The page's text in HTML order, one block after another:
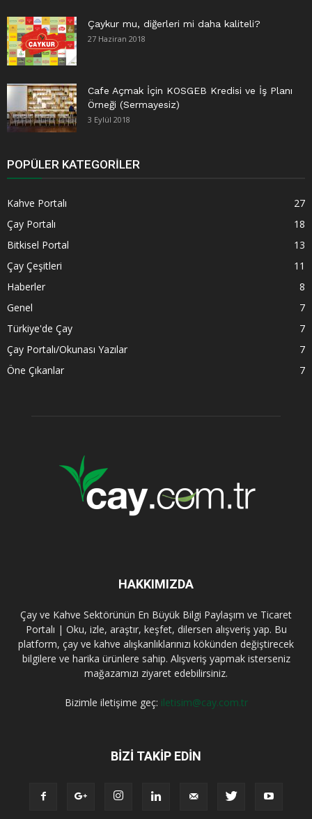
Çaykur mu, diğerleri mi daha kaliteli?
27 Haziran 2018
Cafe Açmak İçin KOSGEB Kredisi ve İş Planı
Örneği (Sermayesiz)
3 Eylül 2018
POPÜLER KATEGORILER
Kahve Portalı
27
Çay Portalı
18
Bitkisel Portal
13
Çay Çeşitleri
11
Haberler
8
Genel
7
Türkiye'de Çay
7
Çay Portalı/Okunası Yazılar
7
Öne Çıkanlar
7
HAKKIMIZDA
Çay ve Kahve Sektörünün En Büyük Bilgi Paylaşım ve Ticaret
Portalı | Oku, izle, araştır, keşfet, dilersen alışveriş yap. Bu
platform, çay ve kahve alışkanlıklarınızı kökünden değiştirecek
bilgilere ve harika ürünlere sahip. Alışveriş yapmak isterseniz
mağazamızı ziyaret edebilirsiniz.
Bizimle iletişime geç: iletisim@cay.com.tr
BIZI TAKIP EDIN